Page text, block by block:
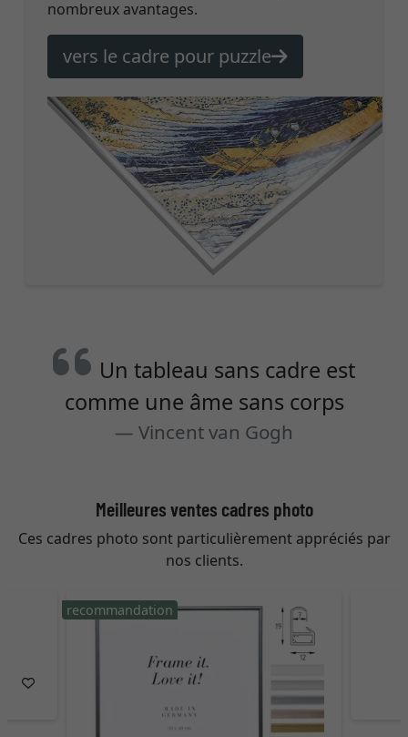
nombreux avantages.
vers le cadre pour puzzle
Un tableau sans cadre est
comme une âme sans corps
Vincent van Gogh
Meilleures ventes cadres photo
Ces cadres photo sont particulièrement appréciés par
nos clients.
recommandation